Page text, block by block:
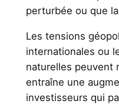
perturbée ou que
Les tensions
internationales ou
naturelles peuvent
entraîne une
investisseurs qui